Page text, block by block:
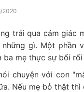
2020
trải qua cảm giác
gì. Một phần
ba mẹ thực sự bối rối
chuyện với con
Nếu mẹ bỏ thật